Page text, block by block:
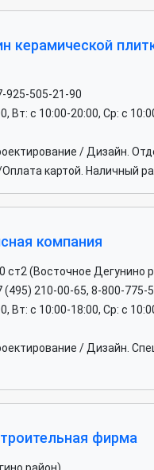
керамической
925-505-21-90
Вт: c 10:00-20:00, Ср: c
/ Дизайн.
картой. Наличный
компания
ст2 (Восточное Дегунино
(495) 210-00-65, 8-800-775-
Вт: c 10:00-18:00, Ср: c
/ Дизайн.
фирма